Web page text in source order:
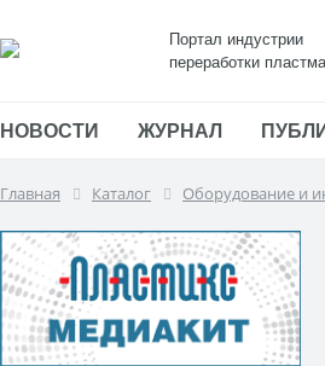
Портал индустрии
переработки
НОВОСТИ ЖУРНАЛ
Главная Каталог Оборудование и